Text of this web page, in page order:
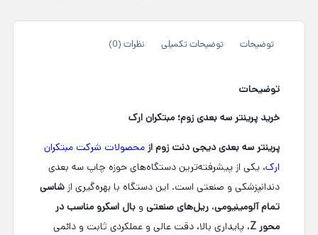
توضیحات توضیحات تکمیلی نظرات (0)
توضیحات
خرید پرینتر سه بعدی زوم؛ مبتکران ارک
پرینتر سه بعدی دیجی دنت زوم از محصولات شرکت مبتکران
ارک، یکی از پیشرفته‌ترین دستگاه‌های حوزه چاپ سه بعدی
دندانپزشکی و صنعتی است. این دستگاه با بهره‌گیری از شاسی
تمام آلومینیومی، ریل‌های صنعتی و بال اسکرو مناسب در
محور Z
، پایداری بالا، دقت عالی و عملکردی ثابت و دائمی